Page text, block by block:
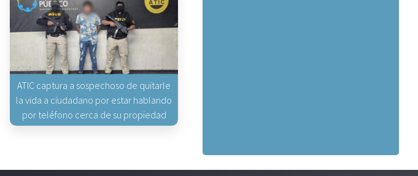
ATIC captura a sospechoso de quitarle
la vida a ciudadano por estar hablando
por teléfono cerca de su propiedad